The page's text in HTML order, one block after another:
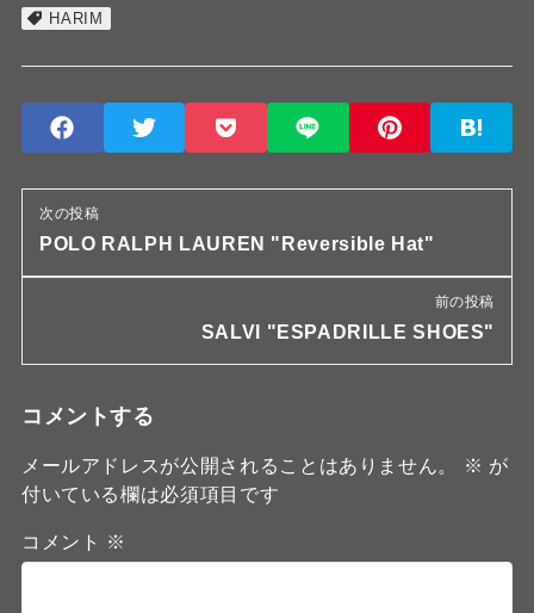
HARIM
次の投稿
POLO RALPH LAUREN "Reversible Hat"
前の投稿
SALVI "ESPADRILLE SHOES"
コメントする
メールアドレスが公開されることはありません。 ※ が
付いている欄は必須項目です
コメント ※